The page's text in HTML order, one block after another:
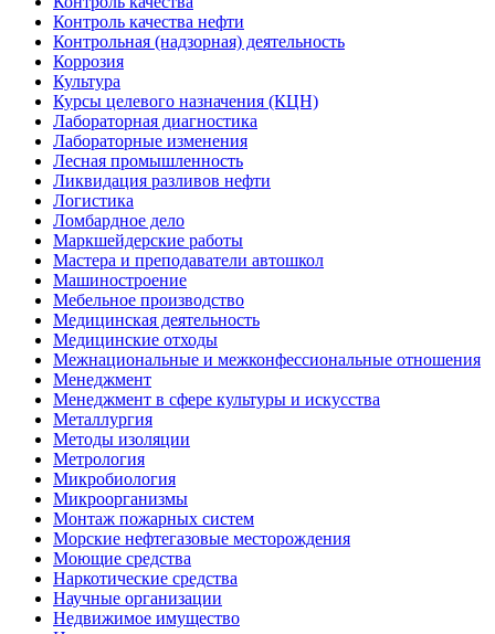
Контроль качества нефти
Контрольная (надзорная) деятельность
Коррозия
Культура
Курсы целевого назначения (КЦН)
Лабораторная диагностика
Лабораторные изменения
Лесная промышленность
Ликвидация разливов нефти
Логистика
Ломбардное дело
Маркшейдерские работы
Мастера и преподаватели автошкол
Машиностроение
Мебельное производство
Медицинская деятельность
Медицинские отходы
Межнациональные и межконфессиональные отношения
Менеджмент
Менеджмент в сфере культуры и искусства
Металлургия
Методы изоляции
Метрология
Микробиология
Микроорганизмы
Монтаж пожарных систем
Морские нефтегазовые месторождения
Моющие средства
Наркотические средства
Научные организации
Недвижимое имущество